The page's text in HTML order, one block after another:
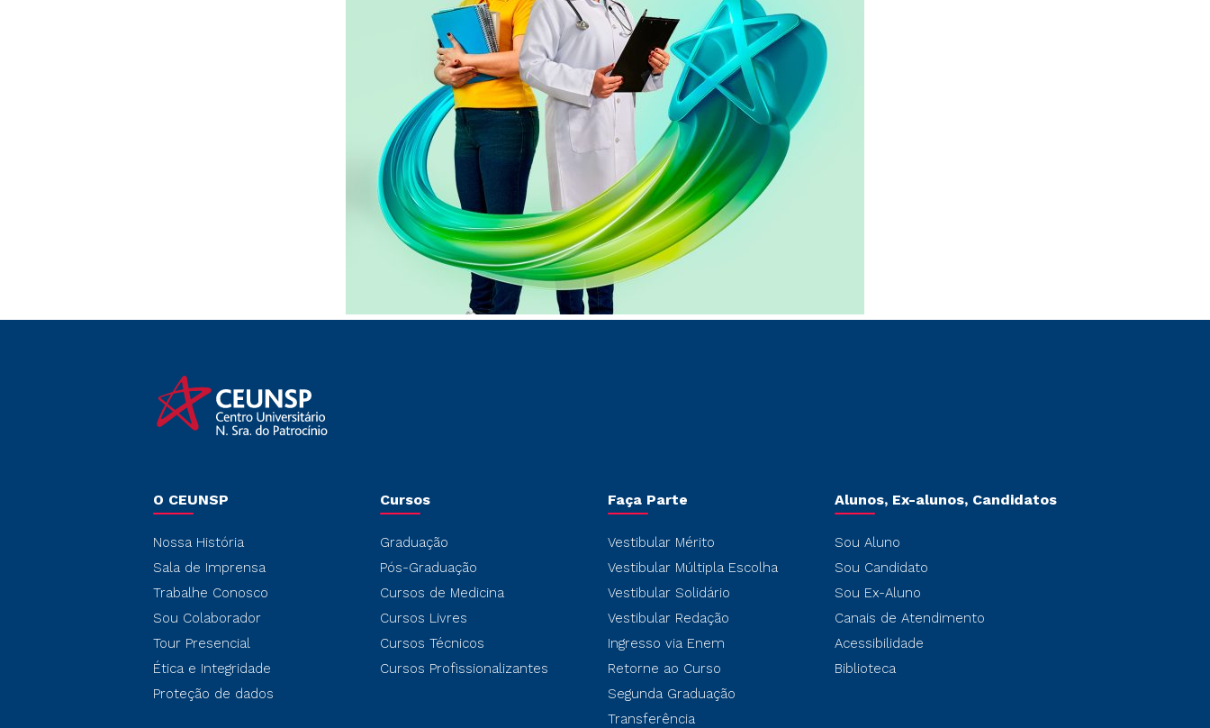
O CEUNSP
Nossa História
Sala de Imprensa
Trabalhe Conosco
Sou Colaborador
Tour Presencial
Ética e Integridade
Proteção de dados
Cursos
Graduação
Pós-Graduação
Cursos de Medicina
Cursos Livres
Cursos Técnicos
Cursos Profissionalizantes
Faça Parte
Vestibular Mérito
Vestibular Múltipla Escolha
Vestibular Solidário
Vestibular Redação
Ingresso via Enem
Retorne ao Curso
Segunda Graduação
Transferência
Alunos, Ex-alunos, Candidatos
Sou Aluno
Sou Candidato
Sou Ex-Aluno
Canais de Atendimento
Acessibilidade
Biblioteca